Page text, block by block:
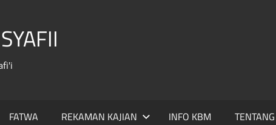
FATWA REKAMAN KAJIAN INFO KBM